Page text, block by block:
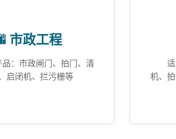
市政工程
品：市政闸门、拍门、清
启闭机、拦污栅等
机、